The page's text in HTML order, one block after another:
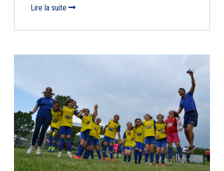
Lire la suite